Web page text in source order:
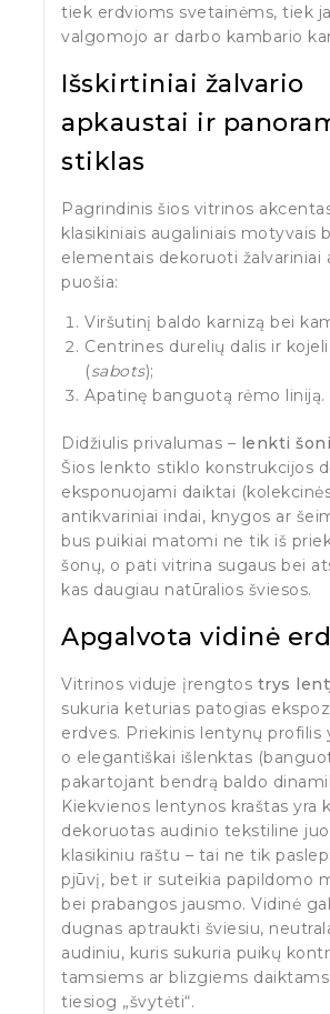
tiek erdvioms svetainėms, tiek
valgomojo ar darbo kambario
Išskirtiniai žalvario
apkaustai ir
stiklas
Pagrindinis šios vitrinos
klasikiniais augaliniais motyvais
elementais dekoruoti žalvariniai
puošia:
Viršutinį baldo karnizą bei
Centrines durelių dalis ir
(sabots);
Apatinę banguotą rėmo liniją.
Didžiulis privalumas – lenkti
Šios lenkto stiklo konstrukcijos
eksponuojami daiktai
antikvariniai indai, knygos ar
bus puikiai matomi ne tik iš
šonų, o pati vitrina sugaus bei
kas daugiau natūralios šviesos.
Apgalvota vidinė
Vitrinos viduje įrengtos trys
sukuria keturias patogias
erdves. Priekinis lentynų profilis
o elegantiškai išlenktas
pakartojant bendrą baldo
Kiekvienos lentynos kraštas yra
dekoruotas audinio tekstiline
klasikiniu raštu – tai ne tik
pjūvį, bet ir suteikia papildomo
bei prabangos jausmo. Vidinė
dugnas aptraukti šviesiu,
audiniu, kuris sukuria puikų
tamsiems ar blizgiems
tiesiog „švytėti“.